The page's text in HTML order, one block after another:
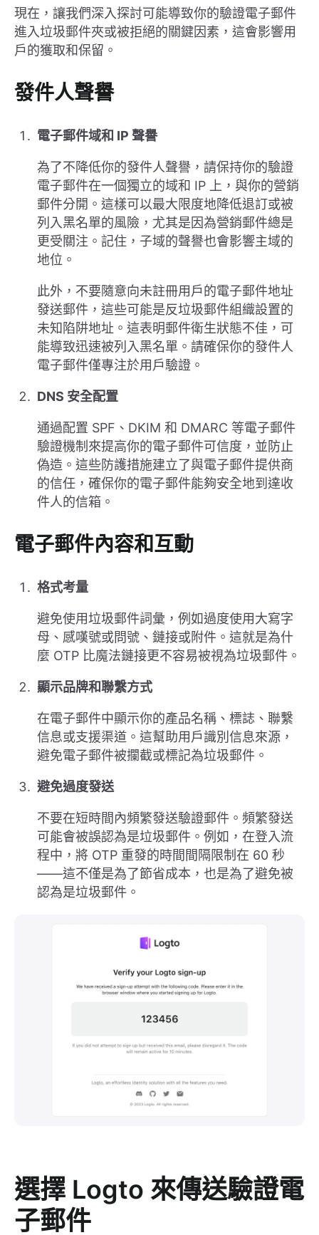
現在，讓我們深入探討可能導致你的驗證電子郵件
進入垃圾郵件夾或被拒絕的關鍵因素，這會影響用
戶的獲取和保留。
發件人聲譽
電子郵件域和 IP 聲譽
為了不降低你的發件人聲譽，請保持你的驗證
電子郵件在一個獨立的域和 IP 上，與你的營銷
郵件分開。這樣可以最大限度地降低退訂或被
列入黑名單的風險，尤其是因為營銷郵件總是
更受關注。記住，子域的聲譽也會影響主域的
地位。
此外，不要隨意向未註冊用戶的電子郵件地址
發送郵件，這些可能是反垃圾郵件組織設置的
未知陷阱地址。這表明郵件衛生狀態不佳，可
能導致迅速被列入黑名單。請確保你的發件人
電子郵件僅專注於用戶驗證。
DNS 安全配置
通過配置 SPF、DKIM 和 DMARC 等電子郵件
驗證機制來提高你的電子郵件可信度，並防止
偽造。這些防護措施建立了與電子郵件提供商
的信任，確保你的電子郵件能夠安全地到達收
件人的信箱。
電子郵件內容和互動
格式考量
避免使用垃圾郵件詞彙，例如過度使用大寫字
母、感嘆號或問號、鏈接或附件。這就是為什
麼 OTP 比魔法鏈接更不容易被視為垃圾郵件。
顯示品牌和聯繫方式
在電子郵件中顯示你的產品名稱、標誌、聯繫
信息或支援渠道。這幫助用戶識別信息來源，
避免電子郵件被攔截或標記為垃圾郵件。
避免過度發送
不要在短時間內頻繁發送驗證郵件。頻繁發送
可能會被誤認為是垃圾郵件。例如，在登入流
程中，將 OTP 重發的時間間隔限制在 60 秒
——這不僅是為了節省成本，也是為了避免被
認為是垃圾郵件。
選擇 Logto 來傳送驗證電
子郵件